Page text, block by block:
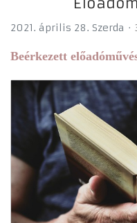
2021. április 28. Szerda
Beérkezett